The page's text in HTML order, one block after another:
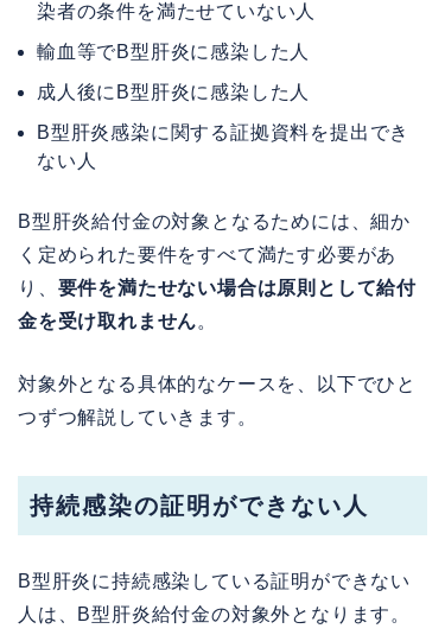
染者の条件を満たせていない人
輸血等でB型肝炎に感染した人
成人後にB型肝炎に感染した人
B型肝炎感染に関する証拠資料を提出でき
ない人
B型肝炎給付金の対象となるためには、細か
く定められた要件をすべて満たす必要があ
り、 要件を満たせない場合は原則として給付
金を受け取れません。
対象外となる具体的なケースを、以下でひと
つずつ解説していきます。
持続感染の証明ができない人
B型肝炎に持続感染している証明ができない
人は、B型肝炎給付金の対象外となります。